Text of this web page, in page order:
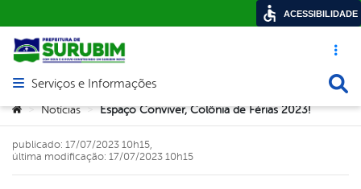
Acesso
Abrir menu principal de navegação
Serviços e Informações
Você está aqui:
> Notícias > Espaço Conviver, Colônia de Férias 2023!
publicado: 17/07/2023 10h15,
última modificação: 17/07/2023 10h15
ACESSIBILIDADE